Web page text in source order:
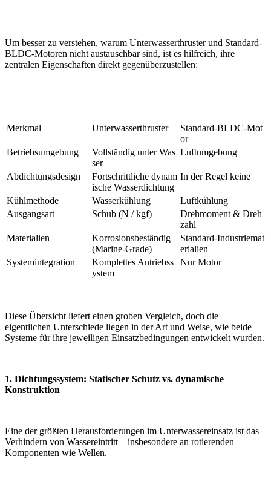
Um besser zu verstehen, warum Unterwasserthruster und Standard-
BLDC-Motoren nicht austauschbar sind, ist es hilfreich, ihre
zentralen Eigenschaften direkt gegenüberzustellen:
Merkmal Unterwasserthruster
Standard-BLDC-Mot
or
Betriebsumgebung
Vollständig unter Was
ser
Luftumgebung
Abdichtungsdesign
Fortschrittliche dynam
ische Wasserdichtung
In der Regel keine
Kühlmethode Wasserkühlung
Luftkühlung
Ausgangsart
Schub (N / kgf)
Drehmoment & Dreh
zahl
Materialien
Korrosionsbeständig
(Marine-Grade)
Standard-Industriemat
erialien
Systemintegration
Komplettes Antriebss
ystem
Nur Motor
Diese Übersicht liefert einen groben Vergleich, doch die
eigentlichen Unterschiede liegen in der Art und Weise, wie beide
Systeme für ihre jeweiligen Einsatzbedingungen entwickelt wurden.
1. Dichtungssystem: Statischer Schutz vs. dynamische
Konstruktion
Eine der größten Herausforderungen im Unterwassereinsatz ist das
Verhindern von Wassereintritt – insbesondere an rotierenden
Komponenten wie Wellen.